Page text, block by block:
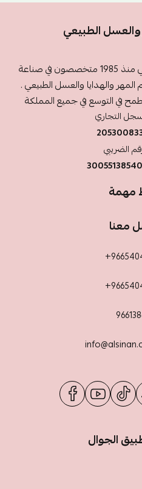
الطبيعي
السنان للعطور والعسل الطبيعي منذ 1985 متخصصون في صناعة
والهدايا والعسل الطبيعي .
التجاري
الضريبي
مهمة
معنا
الجوال